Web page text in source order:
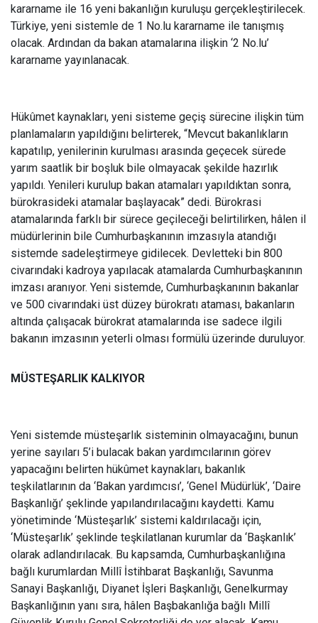
kararname ile 16 yeni bakanlığın kuruluşu gerçekleştirilecek.
Türkiye, yeni sistemle de 1 No.lu kararname ile tanışmış
olacak. Ardından da bakan atamalarına ilişkin ‘2 No.lu’
kararname yayınlanacak.
Hükûmet kaynakları, yeni sisteme geçiş sürecine ilişkin tüm
planlamaların yapıldığını belirterek, “Mevcut bakanlıkların
kapatılıp, yenilerinin kurulması arasında geçecek sürede
yarım saatlik bir boşluk bile olmayacak şekilde hazırlık
yapıldı. Yenileri kurulup bakan atamaları yapıldıktan sonra,
bürokrasideki atamalar başlayacak” dedi. Bürokrasi
atamalarında farklı bir sürece geçileceği belirtilirken, hâlen il
müdürlerinin bile Cumhurbaşkanının imzasıyla atandığı
sistemde sadeleştirmeye gidilecek. Devletteki bin 800
civarındaki kadroya yapılacak atamalarda Cumhurbaşkanının
imzası aranıyor. Yeni sistemde, Cumhurbaşkanının bakanlar
ve 500 civarındaki üst düzey bürokratı ataması, bakanların
altında çalışacak bürokrat atamalarında ise sadece ilgili
bakanın imzasının yeterli olması formülü üzerinde duruluyor.
MÜSTEŞARLIK KALKIYOR
Yeni sistemde müsteşarlık sisteminin olmayacağını, bunun
yerine sayıları 5’i bulacak bakan yardımcılarının görev
yapacağını belirten hükûmet kaynakları, bakanlık
teşkilatlarının da ‘Bakan yardımcısı’, ‘Genel Müdürlük’, ‘Daire
Başkanlığı’ şeklinde yapılandırılacağını kaydetti. Kamu
yönetiminde ‘Müsteşarlık’ sistemi kaldırılacağı için,
‘Müsteşarlık’ şeklinde teşkilatlanan kurumlar da ‘Başkanlık’
olarak adlandırılacak. Bu kapsamda, Cumhurbaşkanlığına
bağlı kurumlardan Millî İstihbarat Başkanlığı, Savunma
Sanayi Başkanlığı, Diyanet İşleri Başkanlığı, Genelkurmay
Başkanlığının yanı sıra, hâlen Başbakanlığa bağlı Millî